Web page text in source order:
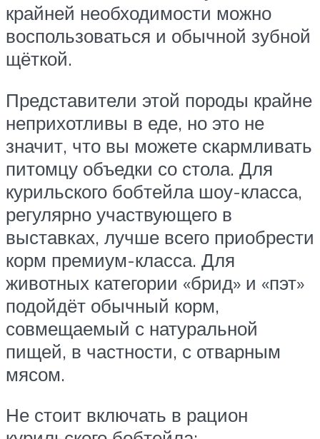
крайней необходимости можно
воспользоваться и обычной зубной
щёткой.
Представители этой породы крайне
неприхотливы в еде, но это не
значит, что вы можете скармливать
питомцу объедки со стола. Для
курильского бобтейла шоу-класса,
регулярно участвующего в
выставках, лучше всего приобрести
корм премиум-класса. Для
животных категории «брид» и «пэт»
подойдёт обычный корм,
совмещаемый с натуральной
пищей, в частности, с отварным
мясом.
Не стоит включать в рацион